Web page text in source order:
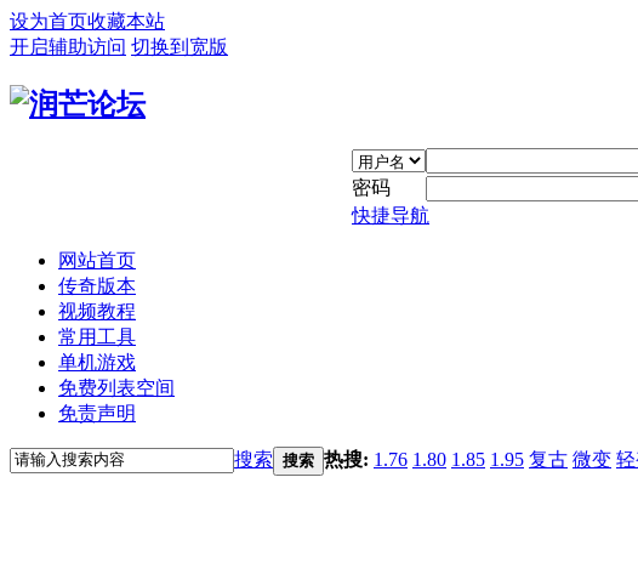
设为首页收藏本站
开启辅助访问 切换到宽版
密码
快捷导航
网站首页
传奇版本
视频教程
常用工具
单机游戏
免费列表空间
免责声明
搜索 搜索 热搜: 1.76 1.80 1.85 1.95 复古 微变